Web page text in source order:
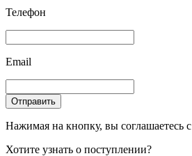
Телефон
Email
Отправить
Нажимая на кнопку, вы соглашаетесь с
Хотите узнать о поступлении?